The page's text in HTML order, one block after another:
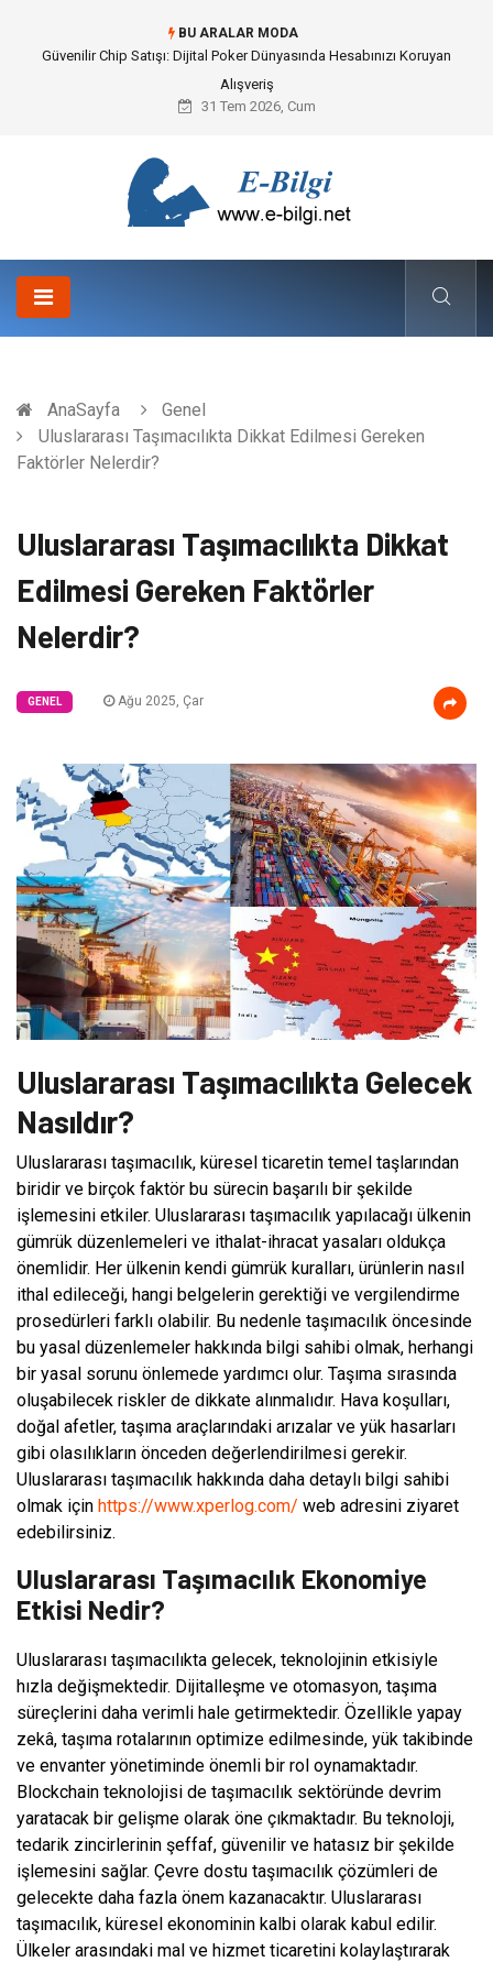
BU ARALAR MODA
Bahçe Çiti Kültürü ve Modern Peyzaj Mimarisindeki Hayati Rolü
31 Tem 2026, Cum
AnaSayfa
Genel
Uluslararası Taşımacılıkta Dikkat Edilmesi Gereken
Faktörler Nelerdir?
Uluslararası Taşımacılıkta Dikkat
Edilmesi Gereken Faktörler
Nelerdir?
GENEL Ağu 2025, Çar
Uluslararası Taşımacılıkta Gelecek
Nasıldır?
Uluslararası taşımacılık, küresel ticaretin temel taşlarından
biridir ve birçok faktör bu sürecin başarılı bir şekilde
işlemesini etkiler. Uluslararası taşımacılık yapılacağı ülkenin
gümrük düzenlemeleri ve ithalat-ihracat yasaları oldukça
önemlidir. Her ülkenin kendi gümrük kuralları, ürünlerin nasıl
ithal edileceği, hangi belgelerin gerektiği ve vergilendirme
prosedürleri farklı olabilir. Bu nedenle taşımacılık öncesinde
bu yasal düzenlemeler hakkında bilgi sahibi olmak, herhangi
bir yasal sorunu önlemede yardımcı olur. Taşıma sırasında
oluşabilecek riskler de dikkate alınmalıdır. Hava koşulları,
doğal afetler, taşıma araçlarındaki arızalar ve yük hasarları
gibi olasılıkların önceden değerlendirilmesi gerekir.
Uluslararası taşımacılık hakkında daha detaylı bilgi sahibi
olmak için https://www.xperlog.com/ web adresini ziyaret
edebilirsiniz.
Uluslararası Taşımacılık Ekonomiye
Etkisi Nedir?
Uluslararası taşımacılıkta gelecek, teknolojinin etkisiyle
hızla değişmektedir. Dijitalleşme ve otomasyon, taşıma
süreçlerini daha verimli hale getirmektedir. Özellikle yapay
zekâ, taşıma rotalarının optimize edilmesinde, yük takibinde
ve envanter yönetiminde önemli bir rol oynamaktadır.
Blockchain teknolojisi de taşımacılık sektöründe devrim
yaratacak bir gelişme olarak öne çıkmaktadır. Bu teknoloji,
tedarik zincirlerinin şeffaf, güvenilir ve hatasız bir şekilde
işlemesini sağlar. Çevre dostu taşımacılık çözümleri de
gelecekte daha fazla önem kazanacaktır. Uluslararası
taşımacılık, küresel ekonominin kalbi olarak kabul edilir.
Ülkeler arasındaki mal ve hizmet ticaretini kolaylaştırarak